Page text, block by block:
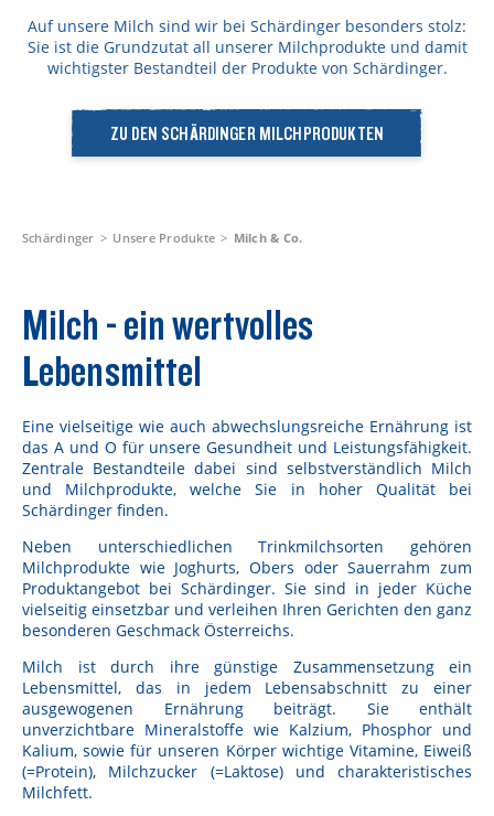
Schärdinger Foodblog
Wissenswertes
Käse & Öl Ratgeber
Nachhaltigkeit & Verantwortung
Nachhaltigkeitsbericht
Lebensmittel sind kostbar!
Verantwortungsvoller Milchgenuss
Fairer Kakao bei Schärdinger
Upcycling mit Schärdinger
Über Schärdinger
Geschichte
Molkerei Märkte
Auf unsere Milch sind wir bei Schärdinger besonders stolz:
Sie ist die Grundzutat all unserer Milchprodukte und damit
wichtigster Bestandteil der Produkte von Schärdinger.
ZU DEN SCHÄRDINGER MILCHPRODUKTEN
Schärdinger Unsere Produkte Milch & Co.
Milch - ein wertvolles
Lebensmittel
Eine vielseitige wie auch abwechslungsreiche Ernährung ist
das A und O für unsere Gesundheit und Leistungsfähigkeit.
Zentrale Bestandteile dabei sind selbstverständlich Milch
und Milchprodukte, welche Sie in hoher Qualität bei
Schärdinger finden.
Neben unterschiedlichen Trinkmilchsorten gehören
Milchprodukte wie Joghurts, Obers oder Sauerrahm zum
Produktangebot bei Schärdinger. Sie sind in jeder Küche
vielseitig einsetzbar und verleihen Ihren Gerichten den ganz
besonderen Geschmack Österreichs.
Milch ist durch ihre günstige Zusammensetzung ein
Lebensmittel, das in jedem Lebensabschnitt zu einer
ausgewogenen Ernährung beiträgt. Sie enthält
unverzichtbare Mineralstoffe wie Kalzium, Phosphor und
Kalium, sowie für unseren Körper wichtige Vitamine, Eiweiß
(=Protein), Milchzucker (=Laktose) und charakteristisches
Milchfett.